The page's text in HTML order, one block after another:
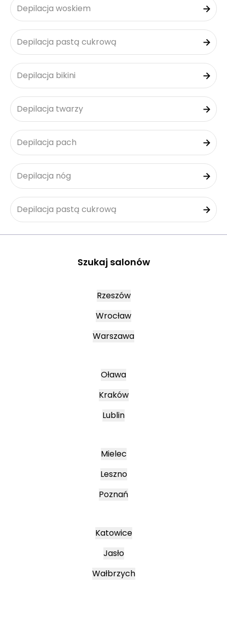
Depilacja woskiem
Depilacja pastą cukrową
Depilacja bikini
Depilacja twarzy
Depilacja pach
Depilacja nóg
Depilacja pastą cukrową
Szukaj salonów
Rzeszów
Wrocław
Warszawa
Oława
Kraków
Lublin
Mielec
Leszno
Poznań
Katowice
Jasło
Wałbrzych